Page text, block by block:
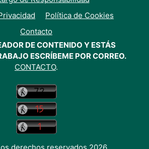
Política de Cookies
Contacto
DE CONTENIDO Y ESTÁS
ESCRÍBEME POR CORREO.
CONTACTO.